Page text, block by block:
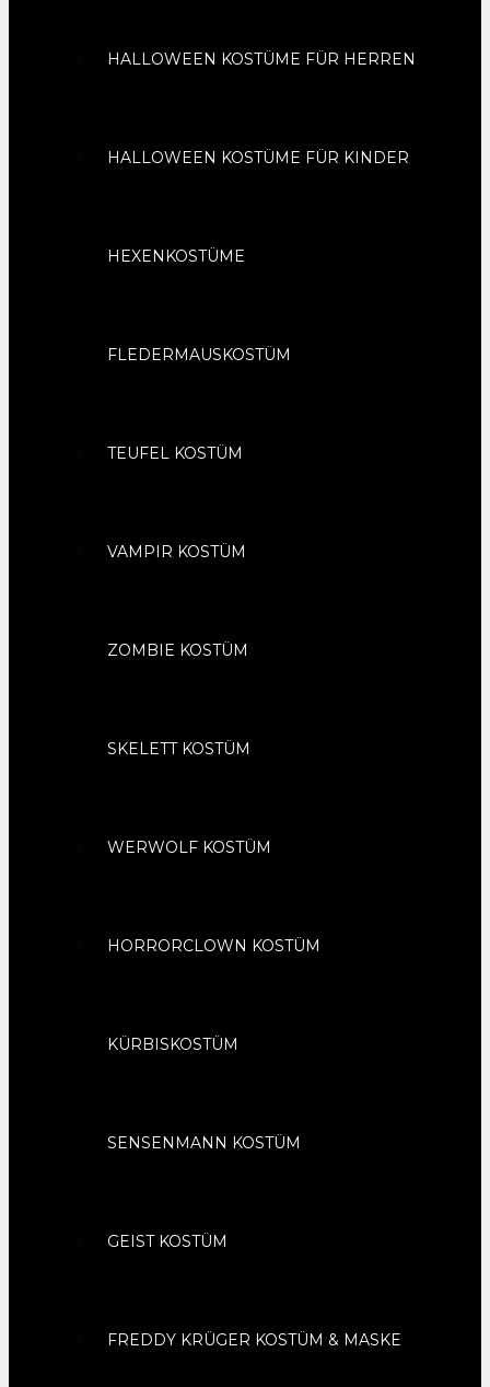
HALLOWEEN KOSTÜME FÜR HERREN
HALLOWEEN KOSTÜME FÜR KINDER
HEXENKOSTÜME
FLEDERMAUSKOSTÜM
TEUFEL KOSTÜM
VAMPIR KOSTÜM
ZOMBIE KOSTÜM
SKELETT KOSTÜM
WERWOLF KOSTÜM
HORRORCLOWN KOSTÜM
KÜRBISKOSTÜM
SENSENMANN KOSTÜM
GEIST KOSTÜM
FREDDY KRÜGER KOSTÜM & MASKE